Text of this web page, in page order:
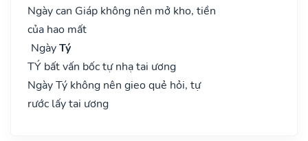
Ngày can Giáp không nên mở kho, tiền
của hao mất
NgàyTý
TÝ bất vấn bốc tự nhạ tai ương
Ngày Tý không nên gieo quẻ hỏi, tự
rước lấy tai ương